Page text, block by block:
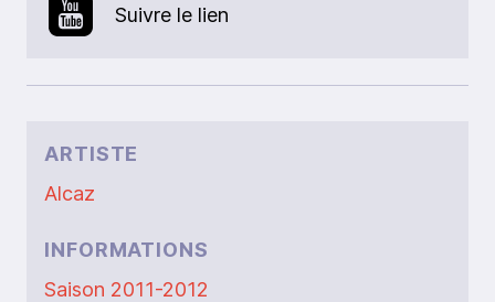
Suivre le lien
ARTISTE
Alcaz
INFORMATIONS
Saison 2011-2012